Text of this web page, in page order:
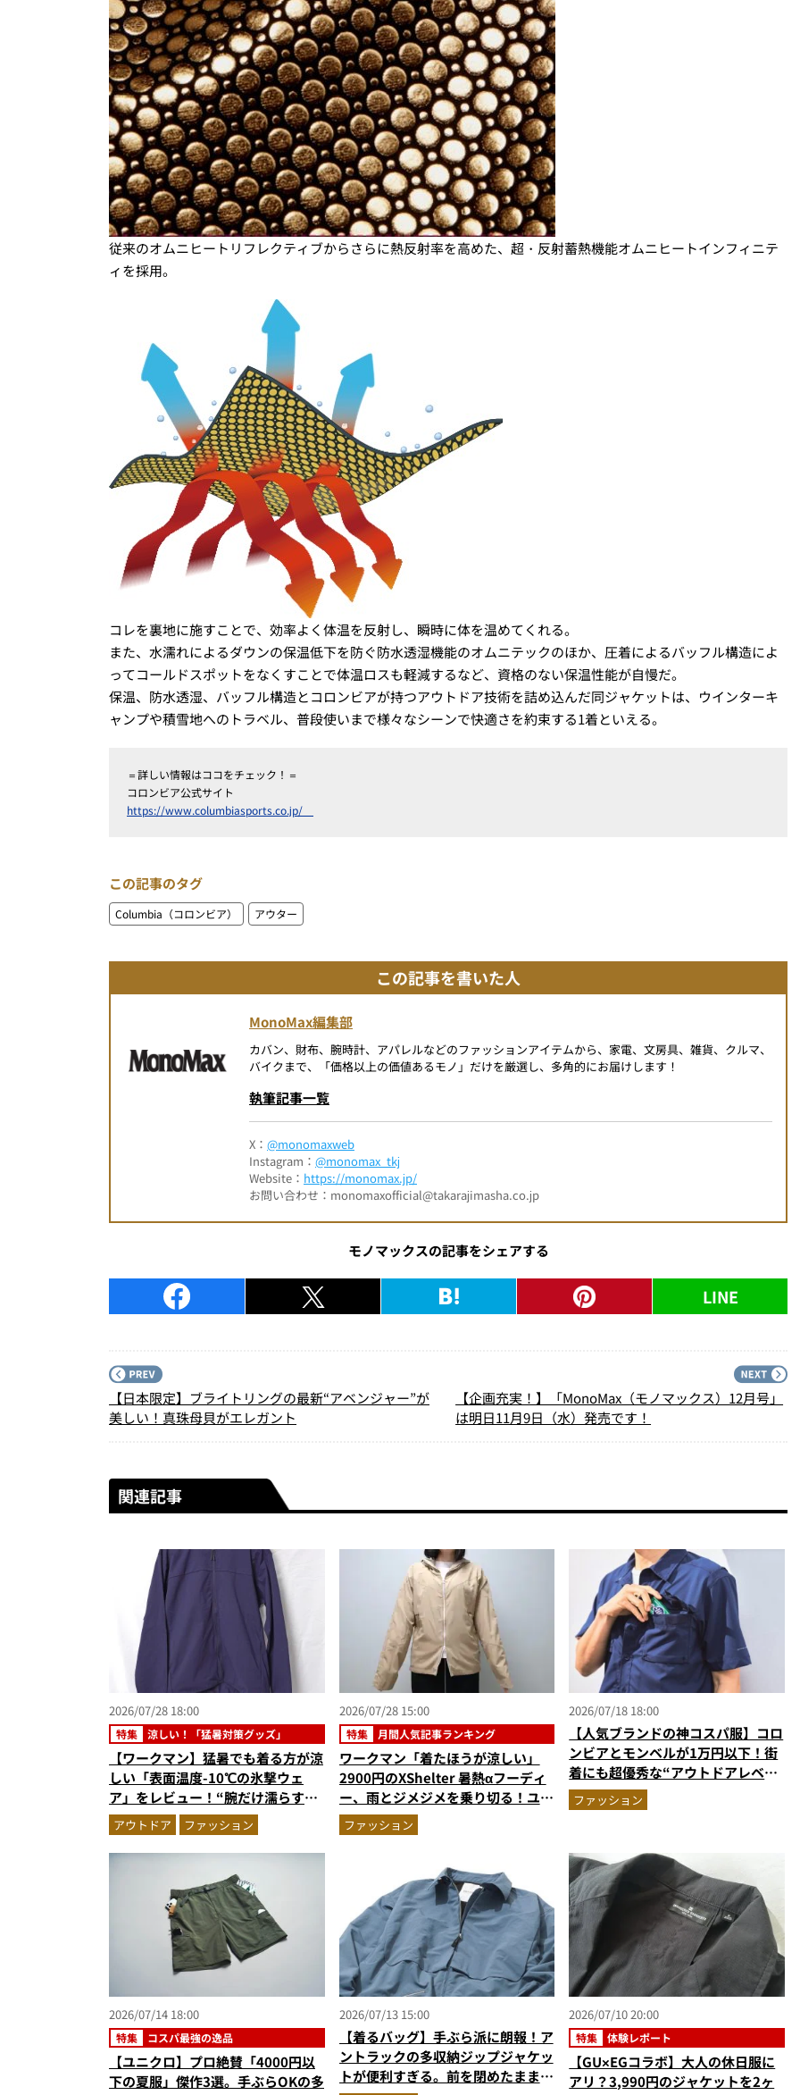
従来のオムニヒートリフレクティブからさらに熱反射率を高めた、超・反射蓄熱機能オムニヒートインフィニテ
ィを採用。
コレを裏地に施すことで、効率よく体温を反射し、瞬時に体を温めてくれる。
また、水濡れによるダウンの保温低下を防ぐ防水透湿機能のオムニテックのほか、圧着によるバッフル構造によ
ってコールドスポットをなくすことで体温ロスも軽減するなど、資格のない保温性能が自慢だ。
保温、防水透湿、バッフル構造とコロンビアが持つアウトドア技術を詰め込んだ同ジャケットは、ウインターキ
ャンプや積雪地へのトラベル、普段使いまで様々なシーンで快適さを約束する1着といえる。
＝詳しい情報はココをチェック！＝
コロンビア公式サイト
https://www.columbiasports.co.jp/
この記事のタグ
Columbia（コロンビア） アウター
この記事を書いた人
MonoMax編集部
カバン、財布、腕時計、アパレルなどのファッションアイテムから、家電、文房具、雑貨、クルマ、
バイクまで、「価格以上の価値あるモノ」だけを厳選し、多角的にお届けします！
執筆記事一覧
X： @monomaxweb
Instagram： @monomax_tkj
Website： https://monomax.jp/
お問い合わせ：monomaxofficial@takarajimasha.co.jp
モノマックスの記事をシェアする
LINE
【日本限定】ブライトリングの最新“アベンジャー”が
美しい！真珠母貝がエレガント
【企画充実！】「MonoMax（モノマックス）12月号」
は明日11月9日（水）発売です！
関連記事
2026/07/28 18:00
特集 涼しい！「猛暑対策グッズ」
【ワークマン】猛暑でも着る方が涼
しい「表面温度-10℃の氷撃ウェ
ア」をレビュー！“腕だけ濡らすの
が正解”の気化冷却機能が凄い
アウトドア ファッション
2026/07/28 15:00
特集 月間人気記事ランキング
ワークマン「着たほうが涼しい」
2900円のXShelter 暑熱αフーディ
ー、雨とジメジメを乗り切る！ユニ
クロの雨対策UVパーカ…ほか【ア
ウターの人気記事ランキングベスト
ファッション
2026/07/18 18:00
【人気ブランドの神コスパ服】コロ
ンビアとモンベルが1万円以下！街
着にも超優秀な“アウトドアレベ
ル”の高機能ウエア2選を徹底解説
ファッション
2026/07/14 18:00
特集 コスパ最強の逸品
【ユニクロ】プロ絶賛「4000円以
下の夏服」傑作3選。手ぶらOKの多
2026/07/13 15:00
【着るバッグ】手ぶら派に朗報！ア
ントラックの多収納ジップジャケッ
トが便利すぎる。前を閉めたまま荷
2026/07/10 20:00
特集 体験レポート
【GU×EGコラボ】大人の休日服に
アリ？3,990円のジャケットを2ヶ